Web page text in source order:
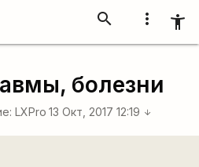
more_vert accessibility_new
search
болезни
LXPro 13 Окт, 2017 12:19 arrow_downward